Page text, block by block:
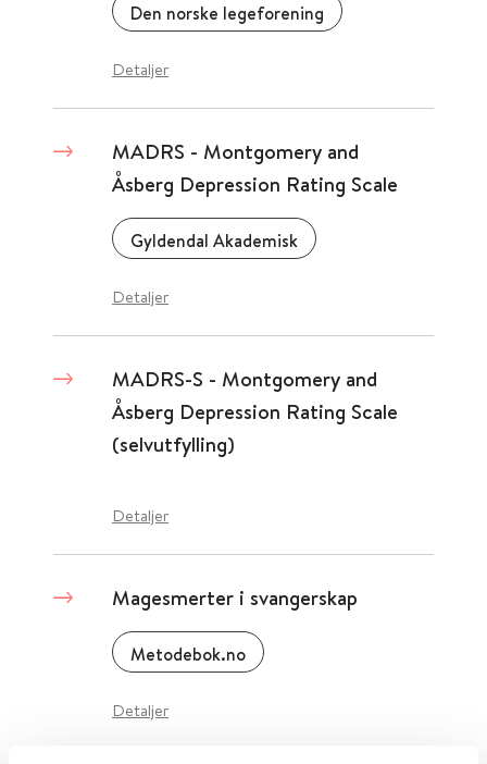
Den norske legeforening
Detaljer
MADRS - Montgomery and
Åsberg Depression Rating Scale
Gyldendal Akademisk
Detaljer
MADRS-S - Montgomery and
Åsberg Depression Rating Scale
(selvutfylling)
Detaljer
Magesmerter i svangerskap
Metodebok.no
Detaljer